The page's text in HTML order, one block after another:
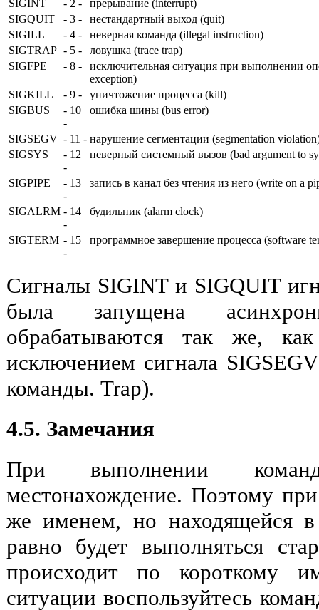
SIGINT
- 2 -
прерывание (interrupt)
SIGQUIT
- 3 -
нестандартный выход (quit)
SIGILL
- 4 -
неверная команда (illegal instruction)
SIGTRAP - 5 -
ловушка (trace trap)
SIGFPE
- 8 -
исключительная ситуация при выполнении
exception)
SIGKILL
- 9 -
уничтожение процесса (kill)
SIGBUS
- 10
-
ошибка шины (bus error)
SIGSEGV - 11 - нарушение сегментации (segmentation
SIGSYS
- 12
-
неверный системный вызов (bad argument to
SIGPIPE
- 13
-
запись в канал без чтения из него (write on a
SIGALRM - 14
-
будильник (alarm clock)
SIGTERM - 15
-
программное завершение процесса (software
Сигналы SIGINT и SIGQUIT
была запущена
обрабатываются так же,
исключением сигнала
команды. Trap).
4.5. Замечания
При выполнении
местонахождение. Поэтому
же именем, но находящейся в
равно будет выполняться
происходит по короткому
ситуации воспользуйтесь